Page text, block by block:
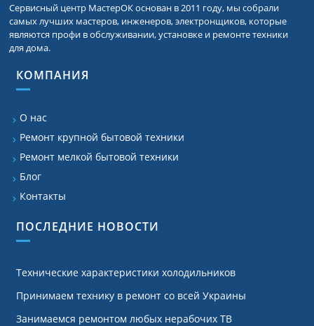
Сервисный центр МастерОК основан в 2011 году, мы собрали
самых лучших мастеров, инженеров, электронщиков, которые
являются профи в обслуживании, установке и ремонте техники
для дома.
КОМПАНИЯ
О нас
Ремонт крупной бытовой техники
Ремонт мелкой бытовой техники
Блог
Контакты
ПОСЛЕДНИЕ НОВОСТИ
Технические характеристики холодильников
Принимаем технику в ремонт со всей Украины
Занимаемся ремонтом любых нерабочих ТВ